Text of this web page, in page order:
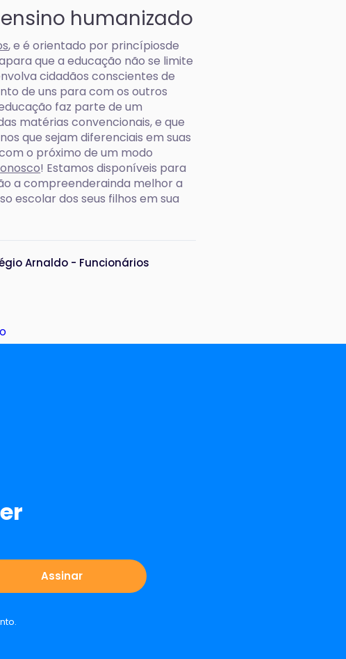
humanizado
, e é orientado por princípiosde
que a educação não se limite
cidadãos conscientes de
de uns para com os outros
faz parte de um
matérias convencionais, e que
que sejam diferenciais em suas
o próximo de um modo
! Estamos disponíveis para
a compreenderainda melhor a
escolar dos seus filhos em sua
Arnaldo - Funcionários